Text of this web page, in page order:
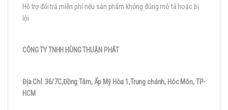
Hỗ trợ đổi trả miễn phí nếu sản phẩm không đúng mô tả hoặc bị
lỗi
CÔNG TY TNHH HÙNG THUẬN PHÁT
Địa Chỉ: 36/7C,Đồng Tâm, Ấp Mỹ Hòa 1,Trung chánh, Hóc Môn, TP-
HCM